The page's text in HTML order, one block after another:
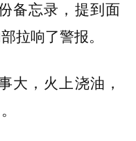
备忘录，提到面
拉响了警报。
大，火上浇油，